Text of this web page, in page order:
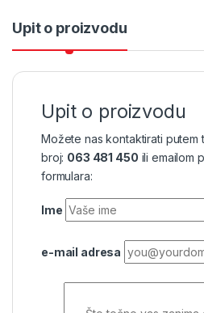
Upit o proizvodu
Upit o proizvodu
Možete nas kontaktirati putem
broj: 063 481 450 ili emailom
formulara:
Ime
e-mail adresa